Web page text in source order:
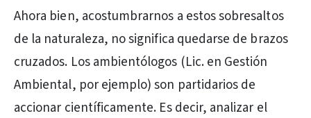
Ahora bien, acostumbrarnos a estos sobresaltos
de la naturaleza, no significa quedarse de brazos
cruzados. Los ambientólogos (Lic. en Gestión
Ambiental, por ejemplo) son partidarios de
accionar científicamente. Es decir, analizar el